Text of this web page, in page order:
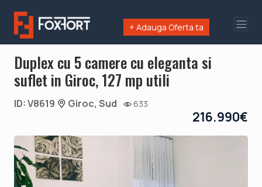
+ Adauga Oferta ta
Duplex cu 5 camere cu eleganta si
suflet in Giroc, 127 mp utili
ID: V8619 Giroc, Sud 633
216.990€